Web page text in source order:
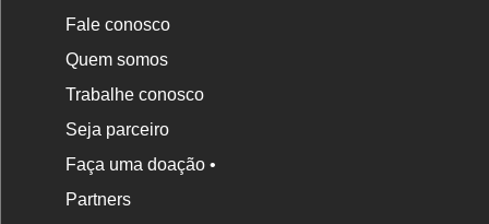
Fale conosco
Quem somos
Trabalhe conosco
Seja parceiro
Faça uma doação •
Partners